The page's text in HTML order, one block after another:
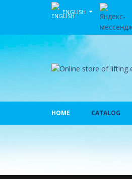
ENGLISH
HOME CATALOG